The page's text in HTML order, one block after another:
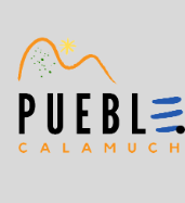
contenido